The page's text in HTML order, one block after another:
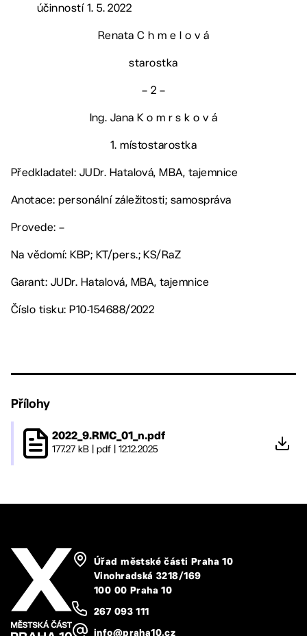
účinností 1. 5. 2022
Renata C h m e l o v á
starostka
– 2 –
Ing. Jana K o m r s k o v á
1. místostarostka
Předkladatel: JUDr. Hatalová, MBA, tajemnice
Anotace: personální záležitosti; samospráva
Provede: –
Na vědomí: KBP; KT/pers.; KS/RaZ
Garant: JUDr. Hatalová, MBA, tajemnice
Číslo tisku: P10-154688/2022
Přílohy
2022_9.RMC_01_n.pdf
177.27 kB pdf 12.12.2025
Úřad městské části Praha 10
Vinohradská 3218/169
100 00 Praha 10
267 093 111
info@praha10.cz